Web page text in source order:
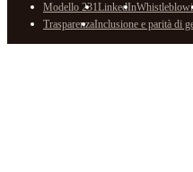
Modello 231LinkedIn
TrasparenzaInclusione e parità di